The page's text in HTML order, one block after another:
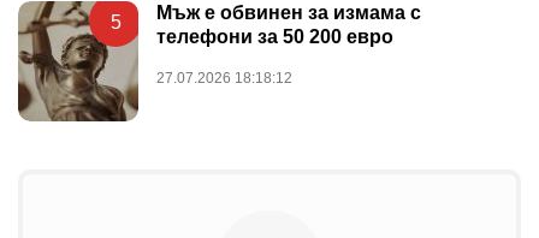
5
Мъж е обвинен за измама с
телефони за 50 200 евро
27.07.2026 18:18:12